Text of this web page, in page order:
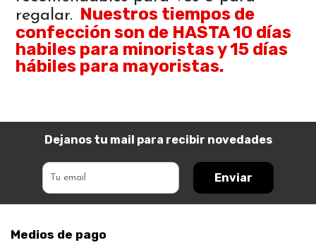
regalar. Nuestros tiempos de
confección son de HASTA 10 días
habiles para minoristas y 15 días
hábiles para mayoristas.
Dejanos tu mail para recibir novedades
Enviar
Medios de pago